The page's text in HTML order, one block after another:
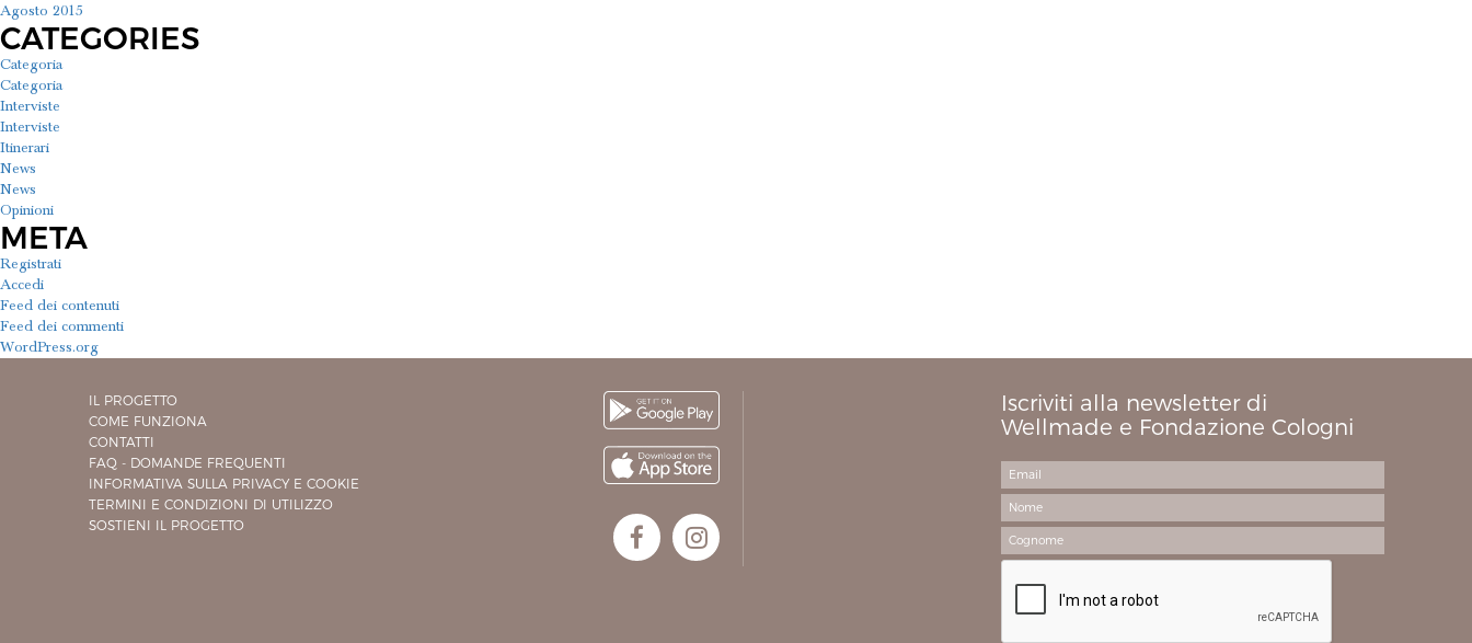
Agosto 2015
CATEGORIES
Categoria
Categoria
Interviste
Interviste
Itinerari
News
News
Opinioni
META
Registrati
Accedi
Feed dei contenuti
Feed dei commenti
WordPress.org
IL PROGETTO
COME FUNZIONA
CONTATTI
FAQ - DOMANDE FREQUENTI
INFORMATIVA SULLA PRIVACY E COOKIE
TERMINI E CONDIZIONI DI UTILIZZO
SOSTIENI IL PROGETTO
Iscriviti alla newsletter di
Wellmade e Fondazione Cologni